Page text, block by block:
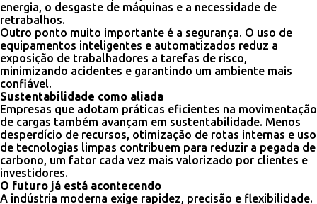
energia, o desgaste de máquinas e a necessidade de
retrabalhos.
Outro ponto muito importante é a segurança. O uso de
equipamentos inteligentes e automatizados reduz a
exposição de trabalhadores a tarefas de risco,
minimizando acidentes e garantindo um ambiente mais
confiável.
Sustentabilidade como aliada
Empresas que adotam práticas eficientes na movimentação
de cargas também avançam em sustentabilidade. Menos
desperdício de recursos, otimização de rotas internas e uso
de tecnologias limpas contribuem para reduzir a pegada de
carbono, um fator cada vez mais valorizado por clientes e
investidores.
O futuro já está acontecendo
A indústria moderna exige rapidez, precisão e flexibilidade.